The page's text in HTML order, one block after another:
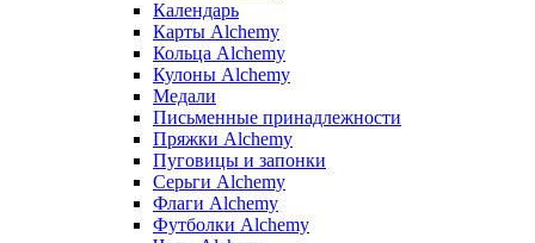
Календарь
Карты Alchemy
Кольца Alchemy
Кулоны Alchemy
Медали
Письменные принадлежности
Пряжки Alchemy
Пуговицы и запонки
Серьги Alchemy
Флаги Alchemy
Футболки Alchemy